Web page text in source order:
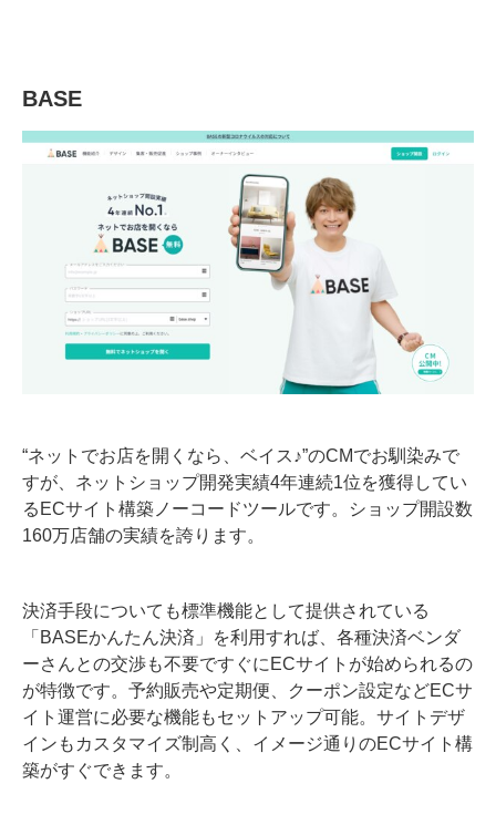
BASE
“ネットでお店を開くなら、ベイス♪”のCMでお馴染みで
すが、ネットショップ開発実績4年連続1位を獲得してい
るECサイト構築ノーコードツールです。ショップ開設数
160万店舗の実績を誇ります。
決済手段についても標準機能として提供されている
「BASEかんたん決済」を利用すれば、各種決済ベンダ
ーさんとの交渉も不要ですぐにECサイトが始められるの
が特徴です。予約販売や定期便、クーポン設定などECサ
イト運営に必要な機能もセットアップ可能。サイトデザ
インもカスタマイズ制高く、イメージ通りのECサイト構
築がすぐできます。